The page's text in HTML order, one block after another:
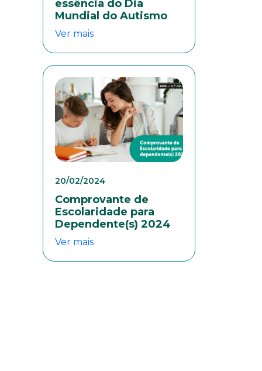
essência do Dia
Mundial do Autismo
Ver mais
20/02/2024
Comprovante de
Escolaridade para
Dependente(s) 2024
Ver mais